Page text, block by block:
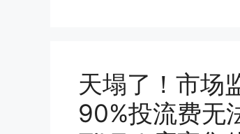
天塌了！市场
90%投流费无